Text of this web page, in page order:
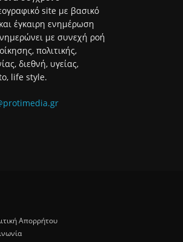
Απορρήτου